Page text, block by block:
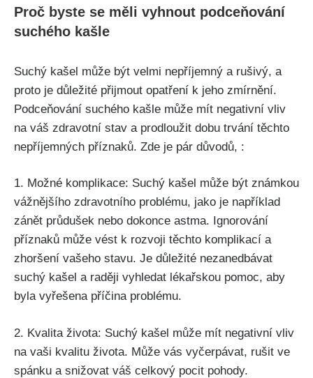
Proč byste se měli vyhnout podceňování
suchého kašle
Suchý kašel‍ může být ⁤velmi nepříjemný a rušivý, a
proto⁤ je⁤ důležité přijmout opatření ⁤k jeho⁣ zmírnění.
Podceňování suchého kašle může mít negativní vliv
na váš ⁢zdravotní stav a​ prodloužit dobu trvání⁢ těchto
nepříjemných příznaků. ​Zde je pár důvodů, ‍:
1. Možné komplikace: Suchý kašel může být známkou
vážnějšího zdravotního problému, jako je například
zánět průdušek nebo ⁣dokonce astma.​ Ignorování
příznaků může vést k rozvoji těchto komplikací⁣ a
zhoršení vašeho stavu. Je důležité nezanedbávat
suchý ⁤kašel‍ a raději vyhledat lékařskou ⁣pomoc, aby
byla vyřešena příčina problému.
2. Kvalita života: Suchý kašel může mít negativní ‌vliv
na vaši kvalitu života. Může vás vyčerpávat, rušit ve
spánku ⁣a snižovat váš celkový pocit ⁤pohody.